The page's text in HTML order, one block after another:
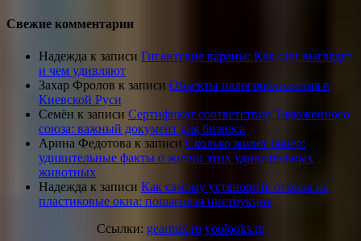
Свежие комментарии
Надежда к записи Гигантские вараны: Как они выглядят
и чем удивляют
Захар Фролов к записи Объекты налогообложения в
Киевской Руси
Семён к записи Сертификат соответствия Таможенного
союза: важный документ для бизнеса
Арина Федотова к записи Сколько живет бобер:
удивительные факты о жизни этих удивительных
животных
Надежда к записи Как самому установить откосы на
пластиковые окна: пошаговая инструкция
Ссылки: gearmix.ru youlooks.ru